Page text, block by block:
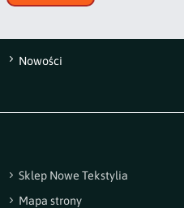
Nowości
Sklep Nowe Tekstylia
Mapa strony